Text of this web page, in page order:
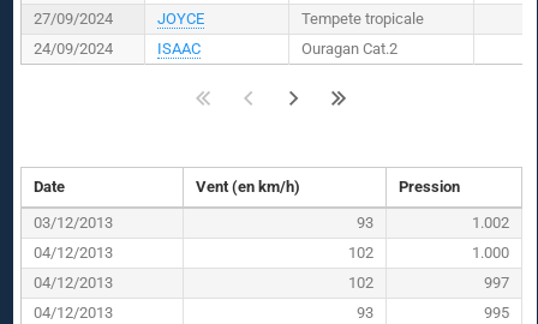
27/09/2024
JOYCE
Tempete tropicale
24/09/2024
ISAAC Ouragan Cat.2
Date Vent (en km/h)
Pression
03/12/2013
93
1.002
04/12/2013
102
1.000
04/12/2013
102
997
04/12/2013
93
995